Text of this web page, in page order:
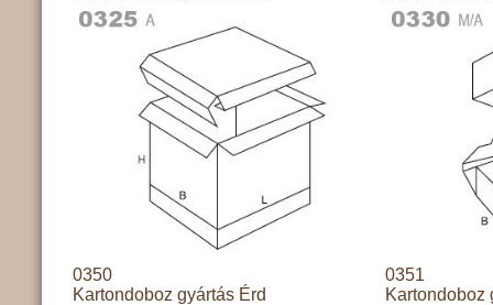
0350
Kartondoboz gyártás Érd
0351
Kartondoboz